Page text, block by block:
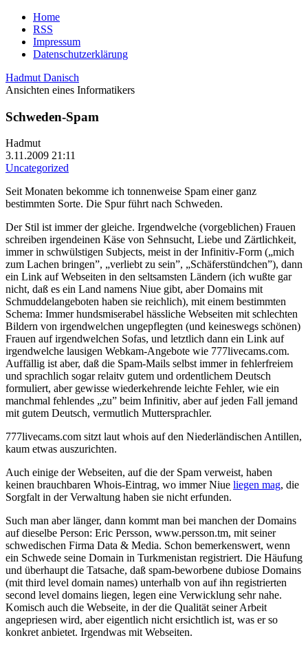
Home
RSS
Impressum
Datenschutzerklärung
Hadmut Danisch
Ansichten eines Informatikers
Schweden-Spam
Hadmut
3.11.2009 21:11
Uncategorized
Seit Monaten bekomme ich tonnenweise Spam einer ganz
bestimmten Sorte. Die Spur führt nach Schweden.
Der Stil ist immer der gleiche. Irgendwelche (vorgeblichen) Frauen
schreiben irgendeinen Käse von Sehnsucht, Liebe und Zärtlichkeit,
immer in schwülstigen Subjects, meist in der Infinitiv-Form („mich
zum Lachen bringen”, „verliebt zu sein”, „Schäferstündchen”), dann
ein Link auf Webseiten in den seltsamsten Ländern (ich wußte gar
nicht, daß es ein Land namens Niue gibt, aber Domains mit
Schmuddelangeboten haben sie reichlich), mit einem bestimmten
Schema: Immer hundsmiserabel hässliche Webseiten mit schlechten
Bildern von irgendwelchen ungepflegten (und keineswegs schönen)
Frauen auf irgendwelchen Sofas, und letztlich dann ein Link auf
irgendwelche lausigen Webkam-Angebote wie 777livecams.com.
Auffällig ist aber, daß die Spam-Mails selbst immer in fehlerfreiem
und sprachlich sogar relaitv gutem und ordentlichem Deutsch
formuliert, aber gewisse wiederkehrende leichte Fehler, wie ein
manchmal fehlendes „zu” beim Infinitiv, aber auf jeden Fall jemand
mit gutem Deutsch, vermutlich Muttersprachler.
777livecams.com sitzt laut whois auf den Niederländischen Antillen,
kaum etwas auszurichten.
Auch einige der Webseiten, auf die der Spam verweist, haben
keinen brauchbaren Whois-Eintrag, wo immer Niue liegen mag, die
Sorgfalt in der Verwaltung haben sie nicht erfunden.
Such man aber länger, dann kommt man bei manchen der Domains
auf dieselbe Person: Eric Persson, www.persson.tm, mit seiner
schwedischen Firma Data & Media. Schon bemerkenswert, wenn
ein Schwede seine Domain in Turkmenistan registriert. Die Häufung
und überhaupt die Tatsache, daß spam-beworbene dubiose Domains
(mit third level domain names) unterhalb von auf ihn registrierten
second level domains liegen, legen eine Verwicklung sehr nahe.
Komisch auch die Webseite, in der die Qualität seiner Arbeit
angepriesen wird, aber eigentlich nicht ersichtlich ist, was er so
konkret anbietet. Irgendwas mit Webseiten.